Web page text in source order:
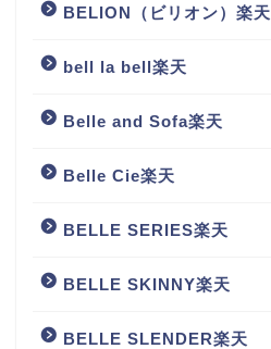
BELION（ビリオン）楽天
bell la bell楽天
Belle and Sofa楽天
Belle Cie楽天
BELLE SERIES楽天
BELLE SKINNY楽天
BELLE SLENDER楽天